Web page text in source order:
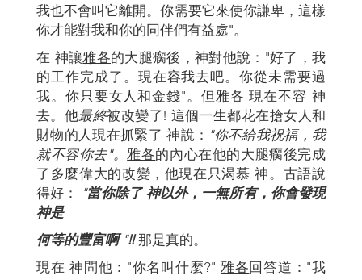
我也不會叫它離開。你需要它來使你謙卑，這樣
你才能對我和你的同伴們有益處"。
在 神讓雅各的大腿瘸後，神對他說："好了，我
的工作完成了。現在容我去吧。你從未需要過
我。你只要女人和金錢"。但雅各 現在不容 神
去。他最終被改變了! 這個一生都花在搶女人和
財物的人現在抓緊了 神說： "你不給我祝福，我
就不容你去"。 雅各的內心在他的大腿瘸後完成
了多麼偉大的改變，他現在只渴慕 神。古語說
得好：
"當你除了 神以外，一無所有，你會發現
神是
何等的豐富啊 "!!那是真的。
現在 神問他："你名叫什麼?" 雅各回答道："我